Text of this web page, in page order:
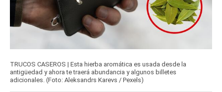
TRUCOS CASEROS | Esta hierba aromática es usada desde la
antigüedad y ahora te traerá abundancia y algunos billetes
adicionales. (Foto: Aleksandrs Karevs / Pexels)